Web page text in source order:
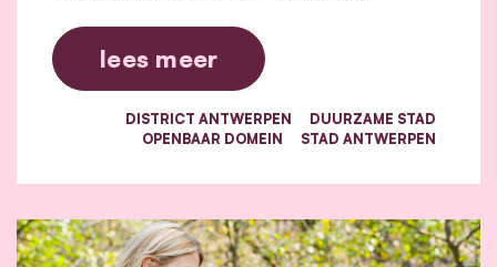
lees meer
DISTRICT ANTWERPEN
DUURZAME STAD
OPENBAAR DOMEIN
STAD ANTWERPEN